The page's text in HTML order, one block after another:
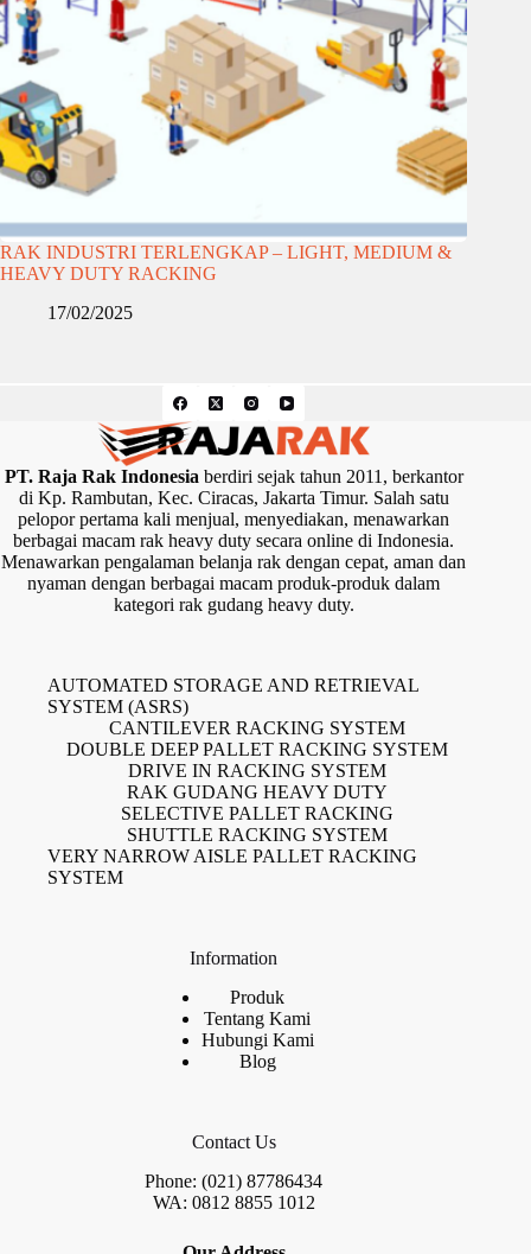
RAK INDUSTRI TERLENGKAP – LIGHT, MEDIUM &
HEAVY DUTY RACKING
17/02/2025
PT. Raja Rak Indonesiaberdiri sejak tahun 2011, berkantor
di Kp. Rambutan, Kec. Ciracas, Jakarta Timur. Salah satu
pelopor pertama kali menjual, menyediakan, menawarkan
berbagai macam rak heavy duty secara online di Indonesia.
Menawarkan pengalaman belanja rak dengan cepat, aman dan
nyaman dengan berbagai macam produk-produk dalam
kategori rak gudang heavy duty.
AUTOMATED STORAGE AND RETRIEVAL
SYSTEM (ASRS)
CANTILEVER RACKING SYSTEM
DOUBLE DEEP PALLET RACKING SYSTEM
DRIVE IN RACKING SYSTEM
RAK GUDANG HEAVY DUTY
SELECTIVE PALLET RACKING
SHUTTLE RACKING SYSTEM
VERY NARROW AISLE PALLET RACKING
SYSTEM
Information
Produk
Tentang Kami
Hubungi Kami
Blog
Contact Us
Phone: (021) 87786434
WA: 0812 8855 1012